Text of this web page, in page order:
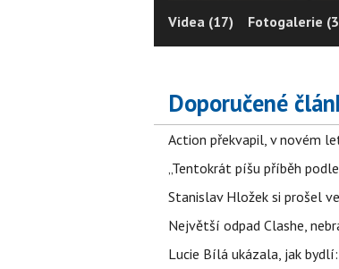
Videa (17) Fotogalerie
Doporučené
Action překvapil, v novém
„Tentokrát píšu příběh
Stanislav Hložek si prošel
Největší odpad Clashe,
Lucie Bílá ukázala, jak